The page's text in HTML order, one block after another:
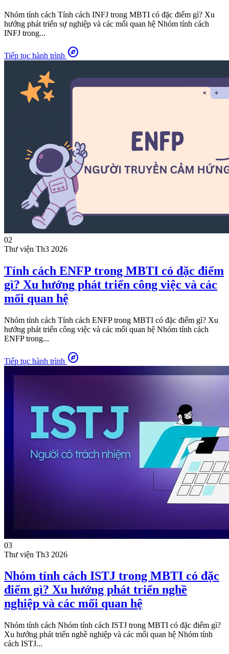
Nhóm tính cách Tính cách INFJ trong MBTI có đặc điểm gì? Xu
hướng phát triển sự nghiệp và các mối quan hệ Nhóm tính cách
INFJ trong...
Tiếp tục hành trình explore
02
Thư viện Th3 2026
Tính cách ENFP trong MBTI có đặc điểm
gì? Xu hướng phát triển công việc và các
mối quan hệ
Nhóm tính cách Tính cách ENFP trong MBTI có đặc điểm gì? Xu
hướng phát triển công việc và các mối quan hệ Nhóm tính cách
ENFP trong...
Tiếp tục hành trình explore
03
Thư viện Th3 2026
Nhóm tính cách ISTJ trong MBTI có đặc
điểm gì? Xu hướng phát triển nghề
nghiệp và các mối quan hệ
Nhóm tính cách Nhóm tính cách ISTJ trong MBTI có đặc điểm gì?
Xu hướng phát triển nghề nghiệp và các mối quan hệ Nhóm tính
cách ISTJ...